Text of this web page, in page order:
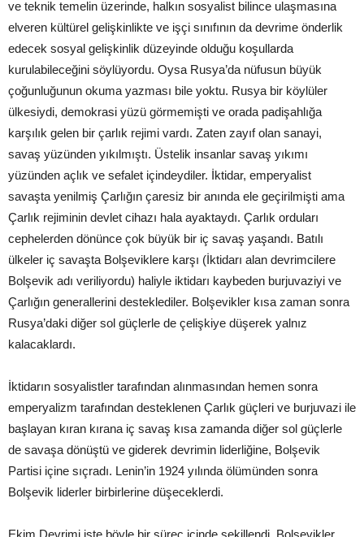
ve teknik temelin üzerinde, halkın sosyalist bilince ulaşmasına
elveren kültürel gelişkinlikte ve işçi sınıfının da devrime önderlik
edecek sosyal gelişkinlik düzeyinde olduğu koşullarda
kurulabileceğini söylüyordu. Oysa Rusya’da nüfusun büyük
çoğunluğunun okuma yazması bile yoktu. Rusya bir köylüler
ülkesiydi, demokrasi yüzü görmemişti ve orada padişahlığa
karşılık gelen bir çarlık rejimi vardı. Zaten zayıf olan sanayi,
savaş yüzünden yıkılmıştı. Üstelik insanlar savaş yıkımı
yüzünden açlık ve sefalet içindeydiler. İktidar, emperyalist
savaşta yenilmiş Çarlığın çaresiz bir anında ele geçirilmişti ama
Çarlık rejiminin devlet cihazı hala ayaktaydı. Çarlık orduları
cephelerden dönünce çok büyük bir iç savaş yaşandı. Batılı
ülkeler iç savaşta Bolşeviklere karşı (İktidarı alan devrimcilere
Bolşevik adı veriliyordu) haliyle iktidarı kaybeden burjuvaziyi ve
Çarlığın generallerini desteklediler. Bolşevikler kısa zaman sonra
Rusya’daki diğer sol güçlerle de çelişkiye düşerek yalnız
kalacaklardı.
İktidarın sosyalistler tarafından alınmasından hemen sonra
emperyalizm tarafından desteklenen Çarlık güçleri ve burjuvazi ile
başlayan kıran kırana iç savaş kısa zamanda diğer sol güçlerle
de savaşa dönüştü ve giderek devrimin liderliğine, Bolşevik
Partisi içine sıçradı. Lenin’in 1924 yılında ölümünden sonra
Bolşevik liderler birbirlerine düşeceklerdi.